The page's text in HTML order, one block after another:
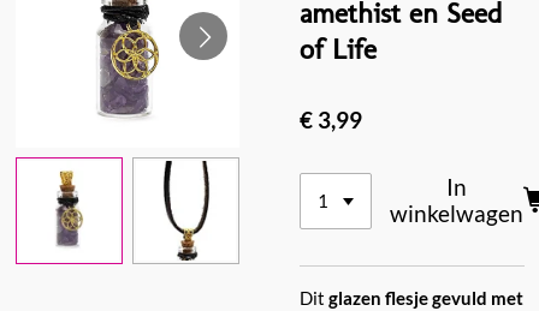
amethist en Seed
of Life
€ 3,99
In
winkelwagen
Dit glazen flesje gevuld met